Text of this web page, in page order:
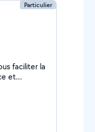
Particulier
faciliter la
et